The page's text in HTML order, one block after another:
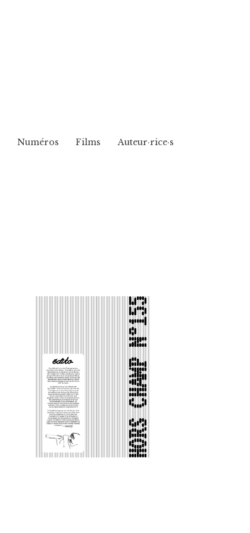
Numéros Films Auteur·rice·s